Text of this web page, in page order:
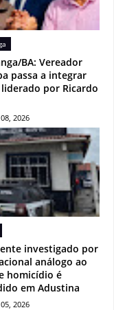
BA: Vereador
passa a integrar
por Ricardo
2026
investigado por
análogo ao
homicídio é
em Adustina
2026